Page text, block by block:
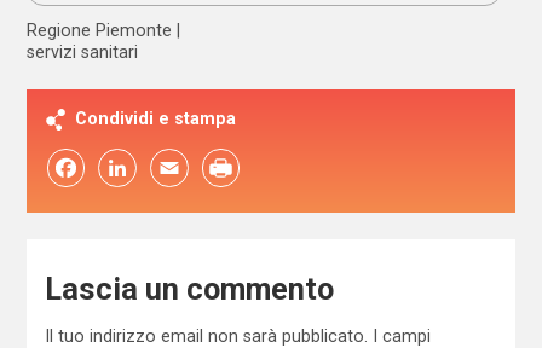
Regione Piemonte
servizi sanitari
Condividi e stampa
FacebookLinkedIn Email
Lascia un commento
Il tuo indirizzo email non sarà pubblicato.
I campi